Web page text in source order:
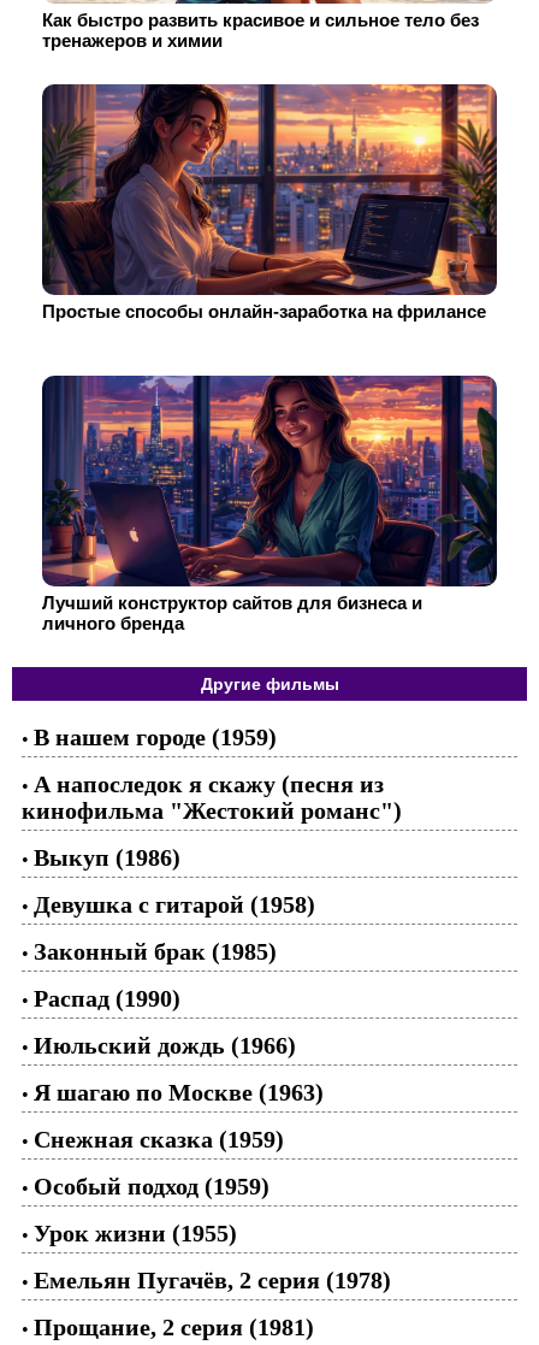
Как быстро развить красивое и сильное тело без
тренажеров и химии
Простые способы онлайн-заработка на фрилансе
Лучший конструктор сайтов для бизнеса и
личного бренда
Другие фильмы
• В нашем городе (1959)
• А напоследок я скажу (песня из
кинофильма "Жестокий романс")
• Выкуп (1986)
• Девушка с гитарой (1958)
• Законный брак (1985)
• Распад (1990)
• Июльский дождь (1966)
• Я шагаю по Москве (1963)
• Снежная сказка (1959)
• Особый подход (1959)
• Урок жизни (1955)
• Емельян Пугачёв, 2 серия (1978)
• Прощание, 2 серия (1981)